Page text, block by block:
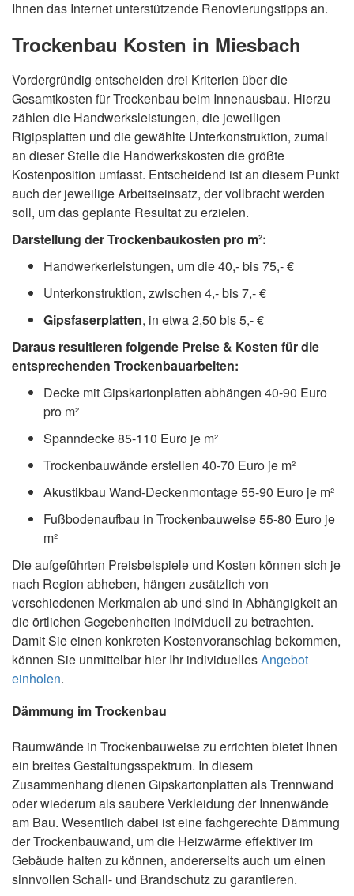
Ihnen das Internet unterstützende Renovierungstipps an.
Trockenbau Kosten in Miesbach
Vordergründig entscheiden drei Kriterien über die
Gesamtkosten für Trockenbau beim Innenausbau. Hierzu
zählen die Handwerksleistungen, die jeweiligen
Rigipsplatten und die gewählte Unterkonstruktion, zumal
an dieser Stelle die Handwerkskosten die größte
Kostenposition umfasst. Entscheidend ist an diesem Punkt
auch der jeweilige Arbeitseinsatz, der vollbracht werden
soll, um das geplante Resultat zu erzielen.
Darstellung der Trockenbaukosten pro m²:
Handwerkerleistungen, um die 40,- bis 75,- €
Unterkonstruktion, zwischen 4,- bis 7,- €
Gipsfaserplatten, in etwa 2,50 bis 5,- €
Daraus resultieren folgende Preise & Kosten für die
entsprechenden Trockenbauarbeiten:
Decke mit Gipskartonplatten abhängen 40-90 Euro
pro m²
Spanndecke 85-110 Euro je m²
Trockenbauwände erstellen 40-70 Euro je m²
Akustikbau Wand-Deckenmontage 55-90 Euro je m²
Fußbodenaufbau in Trockenbauweise 55-80 Euro je
m²
Die aufgeführten Preisbeispiele und Kosten können sich je
nach Region abheben, hängen zusätzlich von
verschiedenen Merkmalen ab und sind in Abhängigkeit an
die örtlichen Gegebenheiten individuell zu betrachten.
Damit Sie einen konkreten Kostenvoranschlag bekommen,
können Sie unmittelbar hier Ihr individuellesAngebot
einholen.
Dämmung im Trockenbau
Raumwände in Trockenbauweise zu errichten bietet Ihnen
ein breites Gestaltungsspektrum. In diesem
Zusammenhang dienen Gipskartonplatten als Trennwand
oder wiederum als saubere Verkleidung der Innenwände
am Bau. Wesentlich dabei ist eine fachgerechte Dämmung
der Trockenbauwand, um die Heizwärme effektiver im
Gebäude halten zu können, andererseits auch um einen
sinnvollen Schall- und Brandschutz zu garantieren.